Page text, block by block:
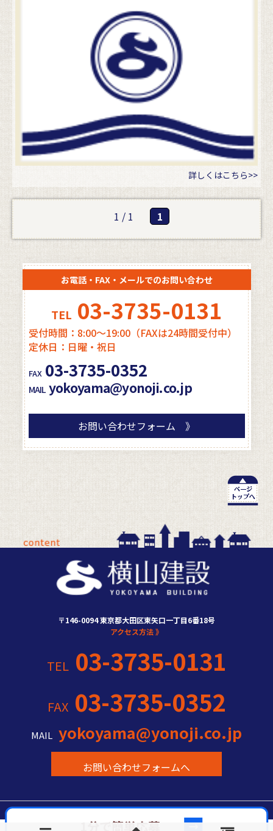
03-3735-0131
お問い合わせフォーム 》
詳しくはこちら>>
1 / 1 1
お電話・FAX・メールでのお問い合わせ
TEL 03-3735-0131
受付時間：8:00～19:00（FAXは24時間受付中）
定休日：日曜・祝日
FAX 03-3735-0352
MAIL yokoyama@yonoji.co.jp
お問い合わせフォーム 》
1分で簡単応募
〒146-0094 東京都大田区東矢口一丁目6番18号
アクセス方法 》
TEL 03-3735-0131
FAX 03-3735-0352
MAIL yokoyama@yonoji.co.jp
お問い合わせフォームへ
Copyright c YOKOYAMA CONSTRUCTION All Rights Reserved.